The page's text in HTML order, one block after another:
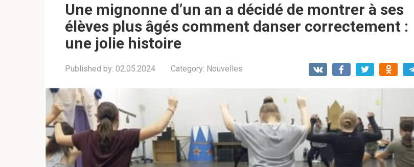
Une mignonne d’un an a décidé de montrer à ses
élèves plus âgés comment danser correctement :
une jolie histoire
Published by: 02.05.2024 Category: Nouvelles